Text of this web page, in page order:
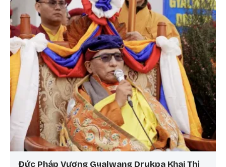
Đức Pháp Vương Gyalwang Drukpa Khai Thị